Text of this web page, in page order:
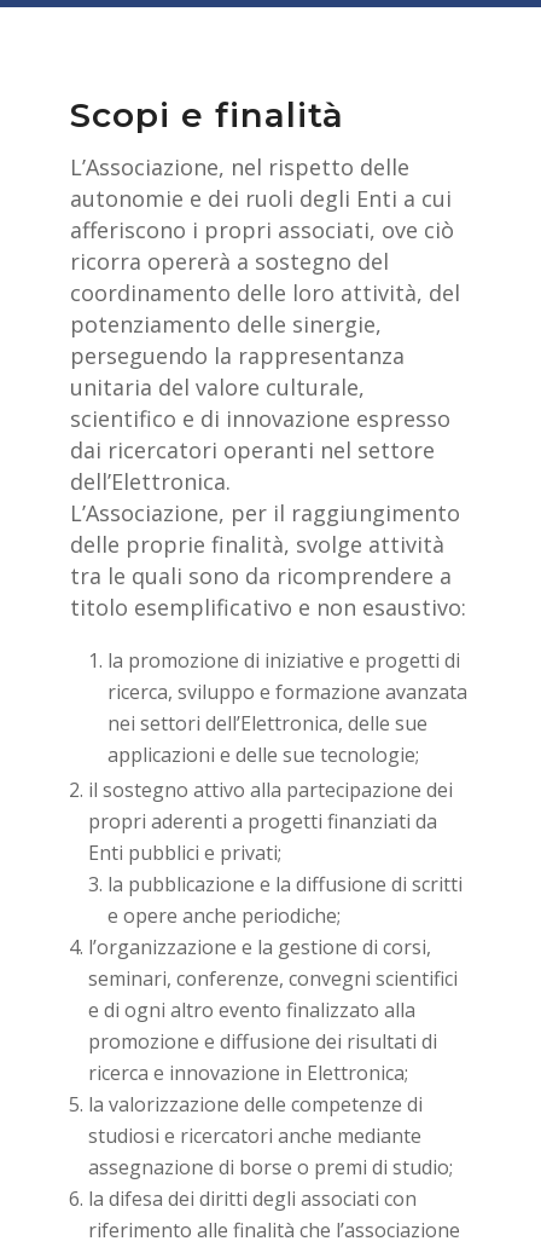
Scopi e finalità
L’Associazione, nel rispetto delle
autonomie e dei ruoli degli Enti a cui
afferiscono i propri associati, ove ciò
ricorra opererà a sostegno del
coordinamento delle loro attività, del
potenziamento delle sinergie,
perseguendo la rappresentanza
unitaria del valore culturale,
scientifico e di innovazione espresso
dai ricercatori operanti nel settore
dell’Elettronica.
L’Associazione, per il raggiungimento
delle proprie finalità, svolge attività
tra le quali sono da ricomprendere a
titolo esemplificativo e non esaustivo:
la promozione di iniziative e progetti di
ricerca, sviluppo e formazione avanzata
nei settori dell’Elettronica, delle sue
applicazioni e delle sue tecnologie;
il sostegno attivo alla partecipazione dei
propri aderenti a progetti finanziati da
Enti pubblici e privati;
la pubblicazione e la diffusione di scritti
e opere anche periodiche;
l’organizzazione e la gestione di corsi,
seminari, conferenze, convegni scientifici
e di ogni altro evento finalizzato alla
promozione e diffusione dei risultati di
ricerca e innovazione in Elettronica;
la valorizzazione delle competenze di
studiosi e ricercatori anche mediante
assegnazione di borse o premi di studio;
la difesa dei diritti degli associati con
riferimento alle finalità che l’associazione